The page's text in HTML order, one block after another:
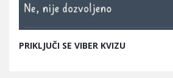
PRIKLJUČI SE VIBER KVIZU